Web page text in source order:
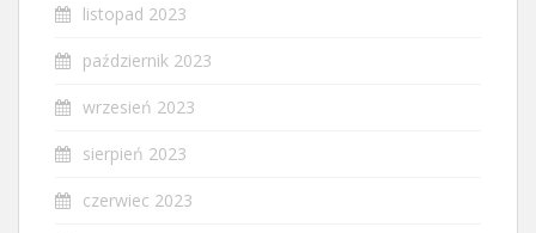
listopad 2023
październik 2023
wrzesień 2023
sierpień 2023
czerwiec 2023